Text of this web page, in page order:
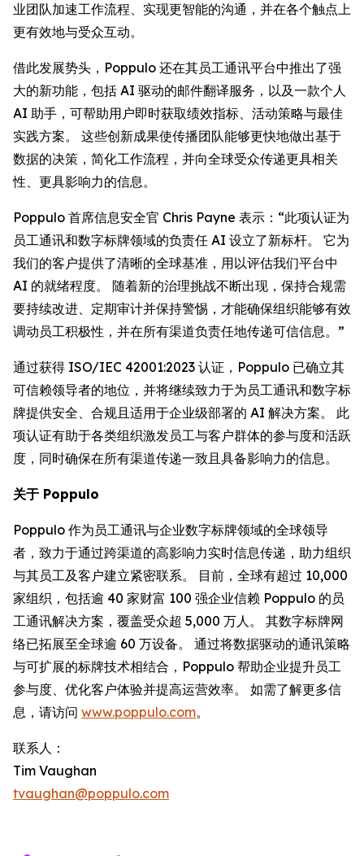
业团队加速工作流程、实现更智能的沟通，并在各个触点上
更有效地与受众互动。
借此发展势头，Poppulo 还在其员工通讯平台中推出了强
大的新功能，包括 AI 驱动的邮件翻译服务，以及一款个人
AI 助手，可帮助用户即时获取绩效指标、活动策略与最佳
实践方案。 这些创新成果使传播团队能够更快地做出基于
数据的决策，简化工作流程，并向全球受众传递更具相关
性、更具影响力的信息。
Poppulo 首席信息安全官 Chris Payne 表示：“此项认证为
员工通讯和数字标牌领域的负责任 AI 设立了新标杆。 它为
我们的客户提供了清晰的全球基准，用以评估我们平台中
AI 的就绪程度。 随着新的治理挑战不断出现，保持合规需
要持续改进、定期审计并保持警惕，才能确保组织能够有效
调动员工积极性，并在所有渠道负责任地传递可信信息。”
通过获得 ISO/IEC 42001:2023 认证，Poppulo 已确立其
可信赖领导者的地位，并将继续致力于为员工通讯和数字标
牌提供安全、合规且适用于企业级部署的 AI 解决方案。 此
项认证有助于各类组织激发员工与客户群体的参与度和活跃
度，同时确保在所有渠道传递一致且具备影响力的信息。
关于 Poppulo
Poppulo 作为员工通讯与企业数字标牌领域的全球领导
者，致力于通过跨渠道的高影响力实时信息传递，助力组织
与其员工及客户建立紧密联系。 目前，全球有超过 10,000
家组织，包括逾 40 家财富 100 强企业信赖 Poppulo 的员
工通讯解决方案，覆盖受众超 5,000 万人。 其数字标牌网
络已拓展至全球逾 60 万设备。 通过将数据驱动的通讯策略
与可扩展的标牌技术相结合，Poppulo 帮助企业提升员工
参与度、优化客户体验并提高运营效率。 如需了解更多信
息，请访问 www.poppulo.com。
联系人：
Tim Vaughan
tvaughan@poppulo.com